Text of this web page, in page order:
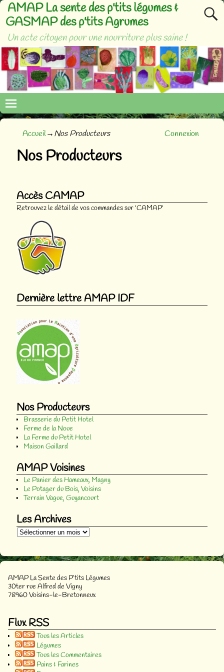
AMAP La sente des p'tits légumes &
GASMAP des p'tits Agrumes
Un acte citoyen pour une nourriture plus saine !
Accueil→Nos Producteurs Connexion
Nos Producteurs
Accès CAMAP
Retrouvez le détail de vos commandes sur 'CAMAP'
Dernière lettre AMAP IDF
Nos Producteurs
Brasserie du Petit Hotel
Ferme de la Noue
La Ferme du Petit Hotel
Maison Gaillard
AMAP Voisines
Le Panier des Hameaux, Magny
Le Potager du Bois, Voisins
Terrain Vague, Guyancourt
Les Archives
AMAP La Sente des P’tits Légumes
30ter rue Alfred de Vigny
78960 Voisins-le-Bretonneux
Flux RSS
Tous les Articles
Légumes
Tous les Commentaires
Pains & Farines